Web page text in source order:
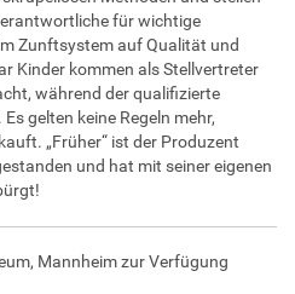
für wichtige
Zunftsystem auf Qualität und
Kinder kommen als Stellvertreter
während der qualifizierte
gelten keine Regeln mehr,
„Früher“ ist der Produzent
und hat mit seiner eigenen
Mannheim zur Verfügung